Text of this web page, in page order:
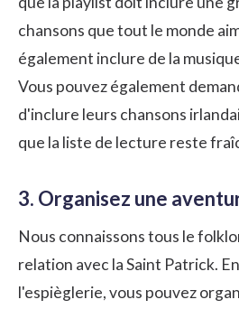
chansons que tout le monde
également inclure de la
Vous pouvez également
d'inclure leurs chansons
que la liste de lecture reste
3. Organisez une
Nous connaissons tous le
relation avec la Saint Patrick.
l'espièglerie, vous pouvez